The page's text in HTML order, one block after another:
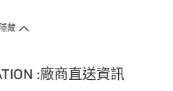
隱藏
:廠商直送資訊